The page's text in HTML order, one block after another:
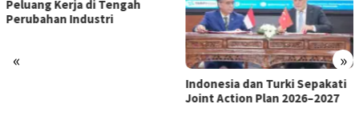
« »
Satgas PRR Pacu Realisasi
Tambahan TKD Aceh Rp1,65